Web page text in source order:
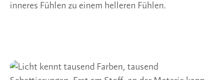
inneres Fühlen zu einem helleren Fühlen.